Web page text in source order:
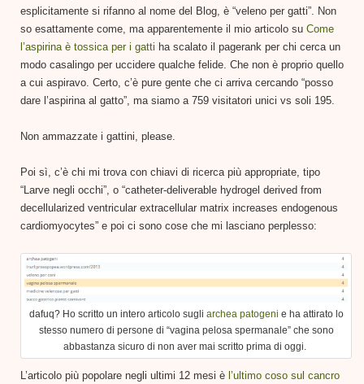
esplicitamente si rifanno al nome del Blog, è “veleno per gatti”. Non
so esattamente come, ma apparentemente il mio articolo su Come
l’aspirina è tossica per i gatti ha scalato il pagerank per chi cerca un
modo casalingo per uccidere qualche felide. Che non è proprio quello
a cui aspiravo. Certo, c’è pure gente che ci arriva cercando “posso
dare l’aspirina al gatto”, ma siamo a 759 visitatori unici vs soli 195.
Non ammazzate i gattini, please.
Poi sì, c’è chi mi trova con chiavi di ricerca più appropriate, tipo
“Larve negli occhi”, o “catheter-deliverable hydrogel derived from
decellularized ventricular extracellular matrix increases endogenous
cardiomyocytes” e poi ci sono cose che mi lasciano perplesso:
dafuq? Ho scritto un intero articolo sugli archea patogeni e ha attirato lo
stesso numero di persone di “vagina pelosa spermanale” che sono
abbastanza sicuro di non aver mai scritto prima di oggi.
L’articolo più popolare negli ultimi 12 mesi è l’ultimo coso sul cancro